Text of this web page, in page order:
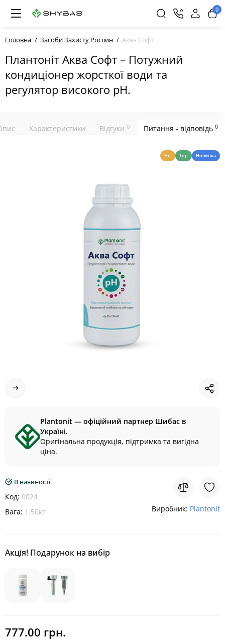
0
Головна Засоби Захисту Рослин Аква Софт
Плантоніт Аква Софт – Потужний
кондиціонер жорсткої води та
регулятор високого pН.
Характеристики Відгуки 0 Питання - відповідь 0
Hit Top Новинка
Plantonit — офіційний партнер Шибас в
Україні.
Оригінальна продукція, підтримка та вигідна
ціна.
В наявності
Код: 0024
Вага: 1.50кг Виробник: Plantonit
Акція! Подарунок на вибір
777.00 грн.